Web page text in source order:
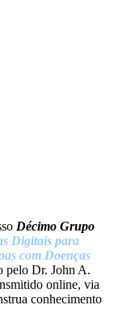
Décimo Grupo
Digitais para
com Doenças
pelo Dr. John A.
online, via
conhecimento